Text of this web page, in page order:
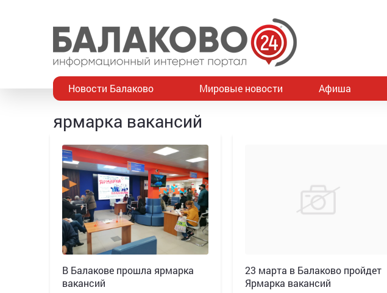
Новости Балаково Мировые новости Афиша
ярмарка вакансий
В Балакове прошла ярмарка
вакансий
23 марта в Балаково пройдет
Ярмарка вакансий